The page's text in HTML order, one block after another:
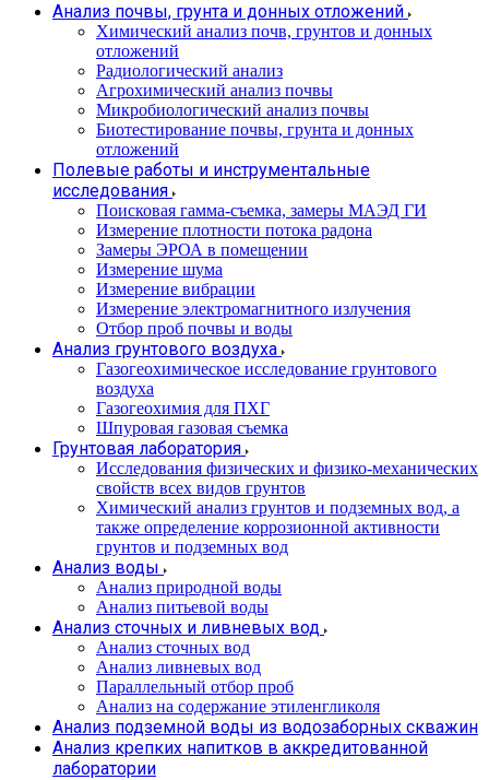
Анализ почвы, грунта и донных отложений
Химический анализ почв, грунтов и донных
отложений
Радиологический анализ
Агрохимический анализ почвы
Микробиологический анализ почвы
Биотестирование почвы, грунта и донных
отложений
Полевые работы и инструментальные
исследования
Поисковая гамма-съемка, замеры МАЭД ГИ
Измерение плотности потока радона
Замеры ЭРОА в помещении
Измерение шума
Измерение вибрации
Измерение электромагнитного излучения
Отбор проб почвы и воды
Анализ грунтового воздуха
Газогеохимическое исследование грунтового
воздуха
Газогеохимия для ПХГ
Шпуровая газовая съемка
Грунтовая лаборатория
Исследования физических и физико-механических
свойств всех видов грунтов
Химический анализ грунтов и подземных вод, а
также определение коррозионной активности
грунтов и подземных вод
Анализ воды
Анализ природной воды
Анализ питьевой воды
Анализ сточных и ливневых вод
Анализ сточных вод
Анализ ливневых вод
Параллельный отбор проб
Анализ на содержание этиленгликоля
Анализ подземной воды из водозаборных скважин
Анализ крепких напитков в аккредитованной
лаборатории